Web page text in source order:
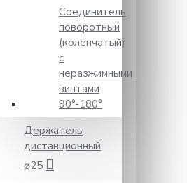
Соединитель
поворотный
(коленчатый)
с
неразжимными
винтами
90°-180°
Держатель
дистанционный
⌀25